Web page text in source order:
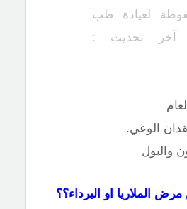
لعيادة طب
- آخر تحديث :
الوعي.
والبول
الملاريا او البرداء؟؟